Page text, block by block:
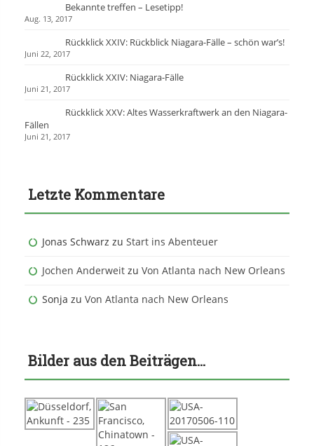
Bekannte treffen – Lesetipp!
Aug. 13, 2017
Rückklick XXIV: Rückblick Niagara-Fälle – schön war’s!
Juni 22, 2017
Rückklick XXIV: Niagara-Fälle
Juni 21, 2017
Rückklick XXV: Altes Wasserkraftwerk an den Niagara-
Fällen
Juni 21, 2017
Letzte Kommentare
Jonas Schwarz zu Start ins Abenteuer
Jochen Anderweit zu Von Atlanta nach New Orleans
Sonja zu Von Atlanta nach New Orleans
Bilder aus den Beiträgen…